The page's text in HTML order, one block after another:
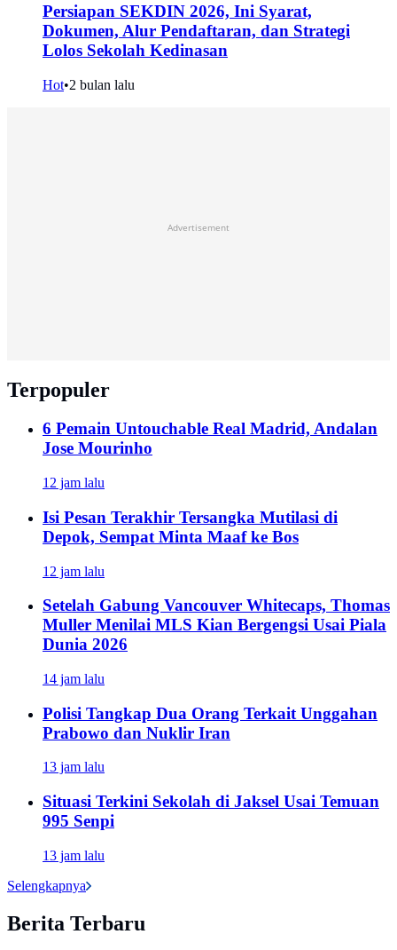
Persiapan SEKDIN 2026, Ini Syarat,
Dokumen, Alur Pendaftaran, dan Strategi
Lolos Sekolah Kedinasan
Hot•2 bulan lalu
Advertisement
Terpopuler
6 Pemain Untouchable Real Madrid, Andalan
Jose Mourinho
12 jam lalu
Isi Pesan Terakhir Tersangka Mutilasi di
Depok, Sempat Minta Maaf ke Bos
12 jam lalu
Setelah Gabung Vancouver Whitecaps, Thomas
Muller Menilai MLS Kian Bergengsi Usai Piala
Dunia 2026
14 jam lalu
Polisi Tangkap Dua Orang Terkait Unggahan
Prabowo dan Nuklir Iran
13 jam lalu
Situasi Terkini Sekolah di Jaksel Usai Temuan
995 Senpi
13 jam lalu
Selengkapnya
Berita Terbaru